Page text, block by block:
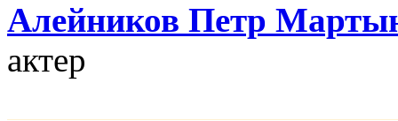
Алейников Петр
актер